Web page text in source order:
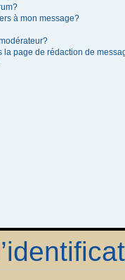
à mon message?
la page de rédaction de